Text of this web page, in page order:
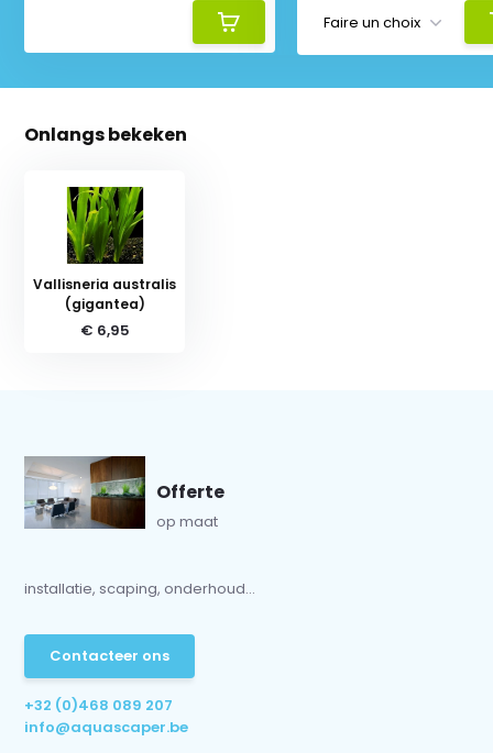
Onlangs bekeken
Vallisneria australis
(gigantea)
€ 6,95
Offerte
op maat
installatie, scaping, onderhoud...
Contacteer ons
+32 (0)468 089 207
info@aquascaper.be